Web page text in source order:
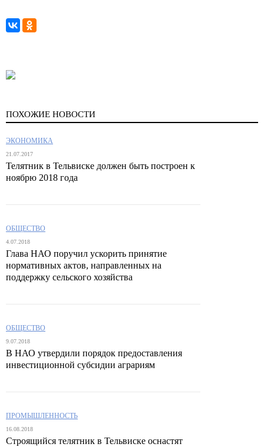
ПОХОЖИЕ НОВОСТИ
ЭКОНОМИКА
21.07.2017
Телятник в Тельвиске должен быть построен к
ноябрю 2018 года
ОБЩЕСТВО
4.07.2018
Глава НАО поручил ускорить принятие
нормативных актов, направленных на
поддержку сельского хозяйства
ОБЩЕСТВО
9.07.2018
В НАО утвердили порядок предоставления
инвестиционной субсидии аграриям
ПРОМЫШЛЕННОСТЬ
16.08.2018
Строящийся телятник в Тельвиске оснастят